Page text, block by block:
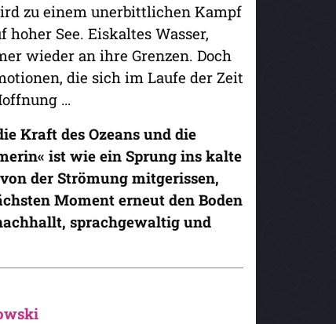
zu einem unerbittlichen Kampf
See. Eiskaltes Wasser,
wieder an ihre Grenzen. Doch
die sich im Laufe der Zeit
…
Kraft des Ozeans und die
ist wie ein Sprung ins kalte
der Strömung mitgerissen,
Moment erneut den Boden
sprachgewaltig und